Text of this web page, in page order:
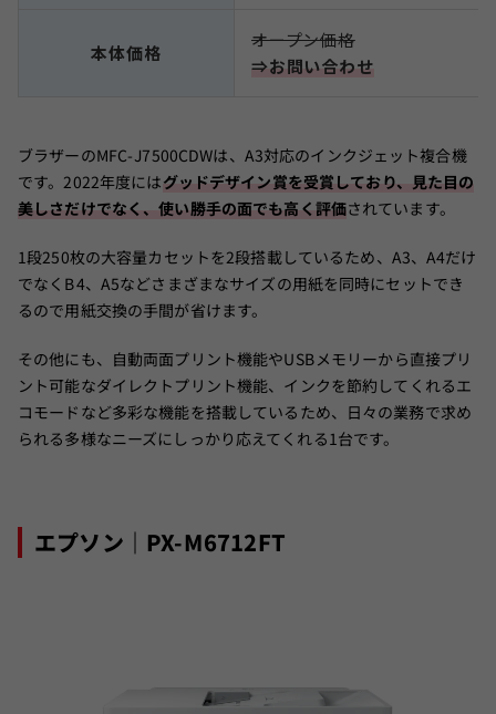
本体価格
オープン価格
⇒お問い合わせ
ブラザーのMFC-J7500CDWは、A3対応のインクジェット複合機
です。2022年度にはグッドデザイン賞を受賞しており、見た目の
美しさだけでなく、使い勝手の面でも高く評価されています。
1段250枚の大容量カセットを2段搭載しているため、A3、A4だけ
でなくB4、A5などさまざまなサイズの用紙を同時にセットでき
るので用紙交換の手間が省けます。
その他にも、自動両面プリント機能やUSBメモリーから直接プリ
ント可能なダイレクトプリント機能、インクを節約してくれるエ
コモードなど多彩な機能を搭載しているため、日々の業務で求め
られる多様なニーズにしっかり応えてくれる1台です。
エプソン｜PX-M6712FT